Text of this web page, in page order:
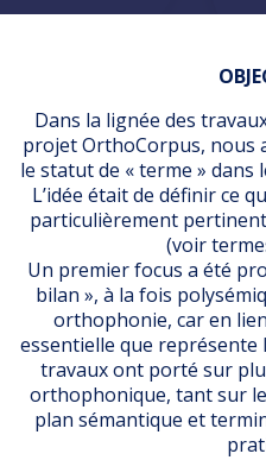
Dans la lignée des
projet OrthoCorpus, nous
le statut de « terme » dans
L’idée était de définir ce
particulièrement
(voir
Un premier focus a été
bilan », à la fois
orthophonie, car en
essentielle que
travaux ont porté sur
orthophonique, tant sur
plan sémantique et